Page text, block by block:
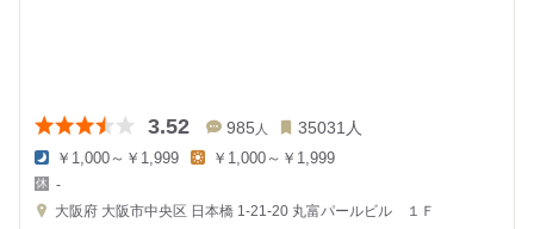
3.52 985 人 35031人
夜
の
金
￥1,000～￥1,999
金
額
￥1,000～￥1,999
-
大阪府 大阪市中央区 日本橋 1-21-20 丸富パールビル １Ｆ